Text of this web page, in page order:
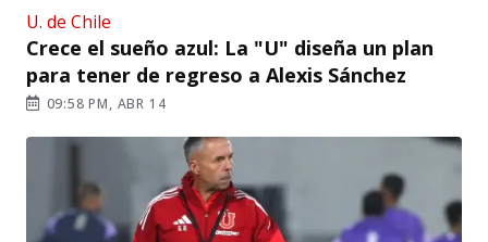
U. de Chile
Crece el sueño azul: La "U" diseña un plan
para tener de regreso a Alexis Sánchez
09:58 PM, ABR 14